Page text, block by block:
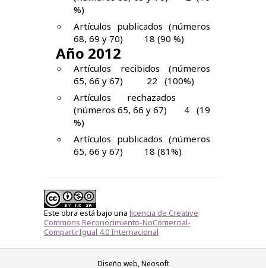
%)
Artículos publicados (números
68, 69 y 70) 18 (90 %)
Año 2012
Artículos recibidos (números
65, 66 y 67) 22 (100%)
Artículos rechazados
(números 65, 66 y 67) 4 (19
%)
Artículos publicados (números
65, 66 y 67) 18 (81%)
Este obra está bajo una licencia de Creative
Commons Reconocimiento-NoComercial-
CompartirIgual 4.0 Internacional
Diseño web,Neosoft